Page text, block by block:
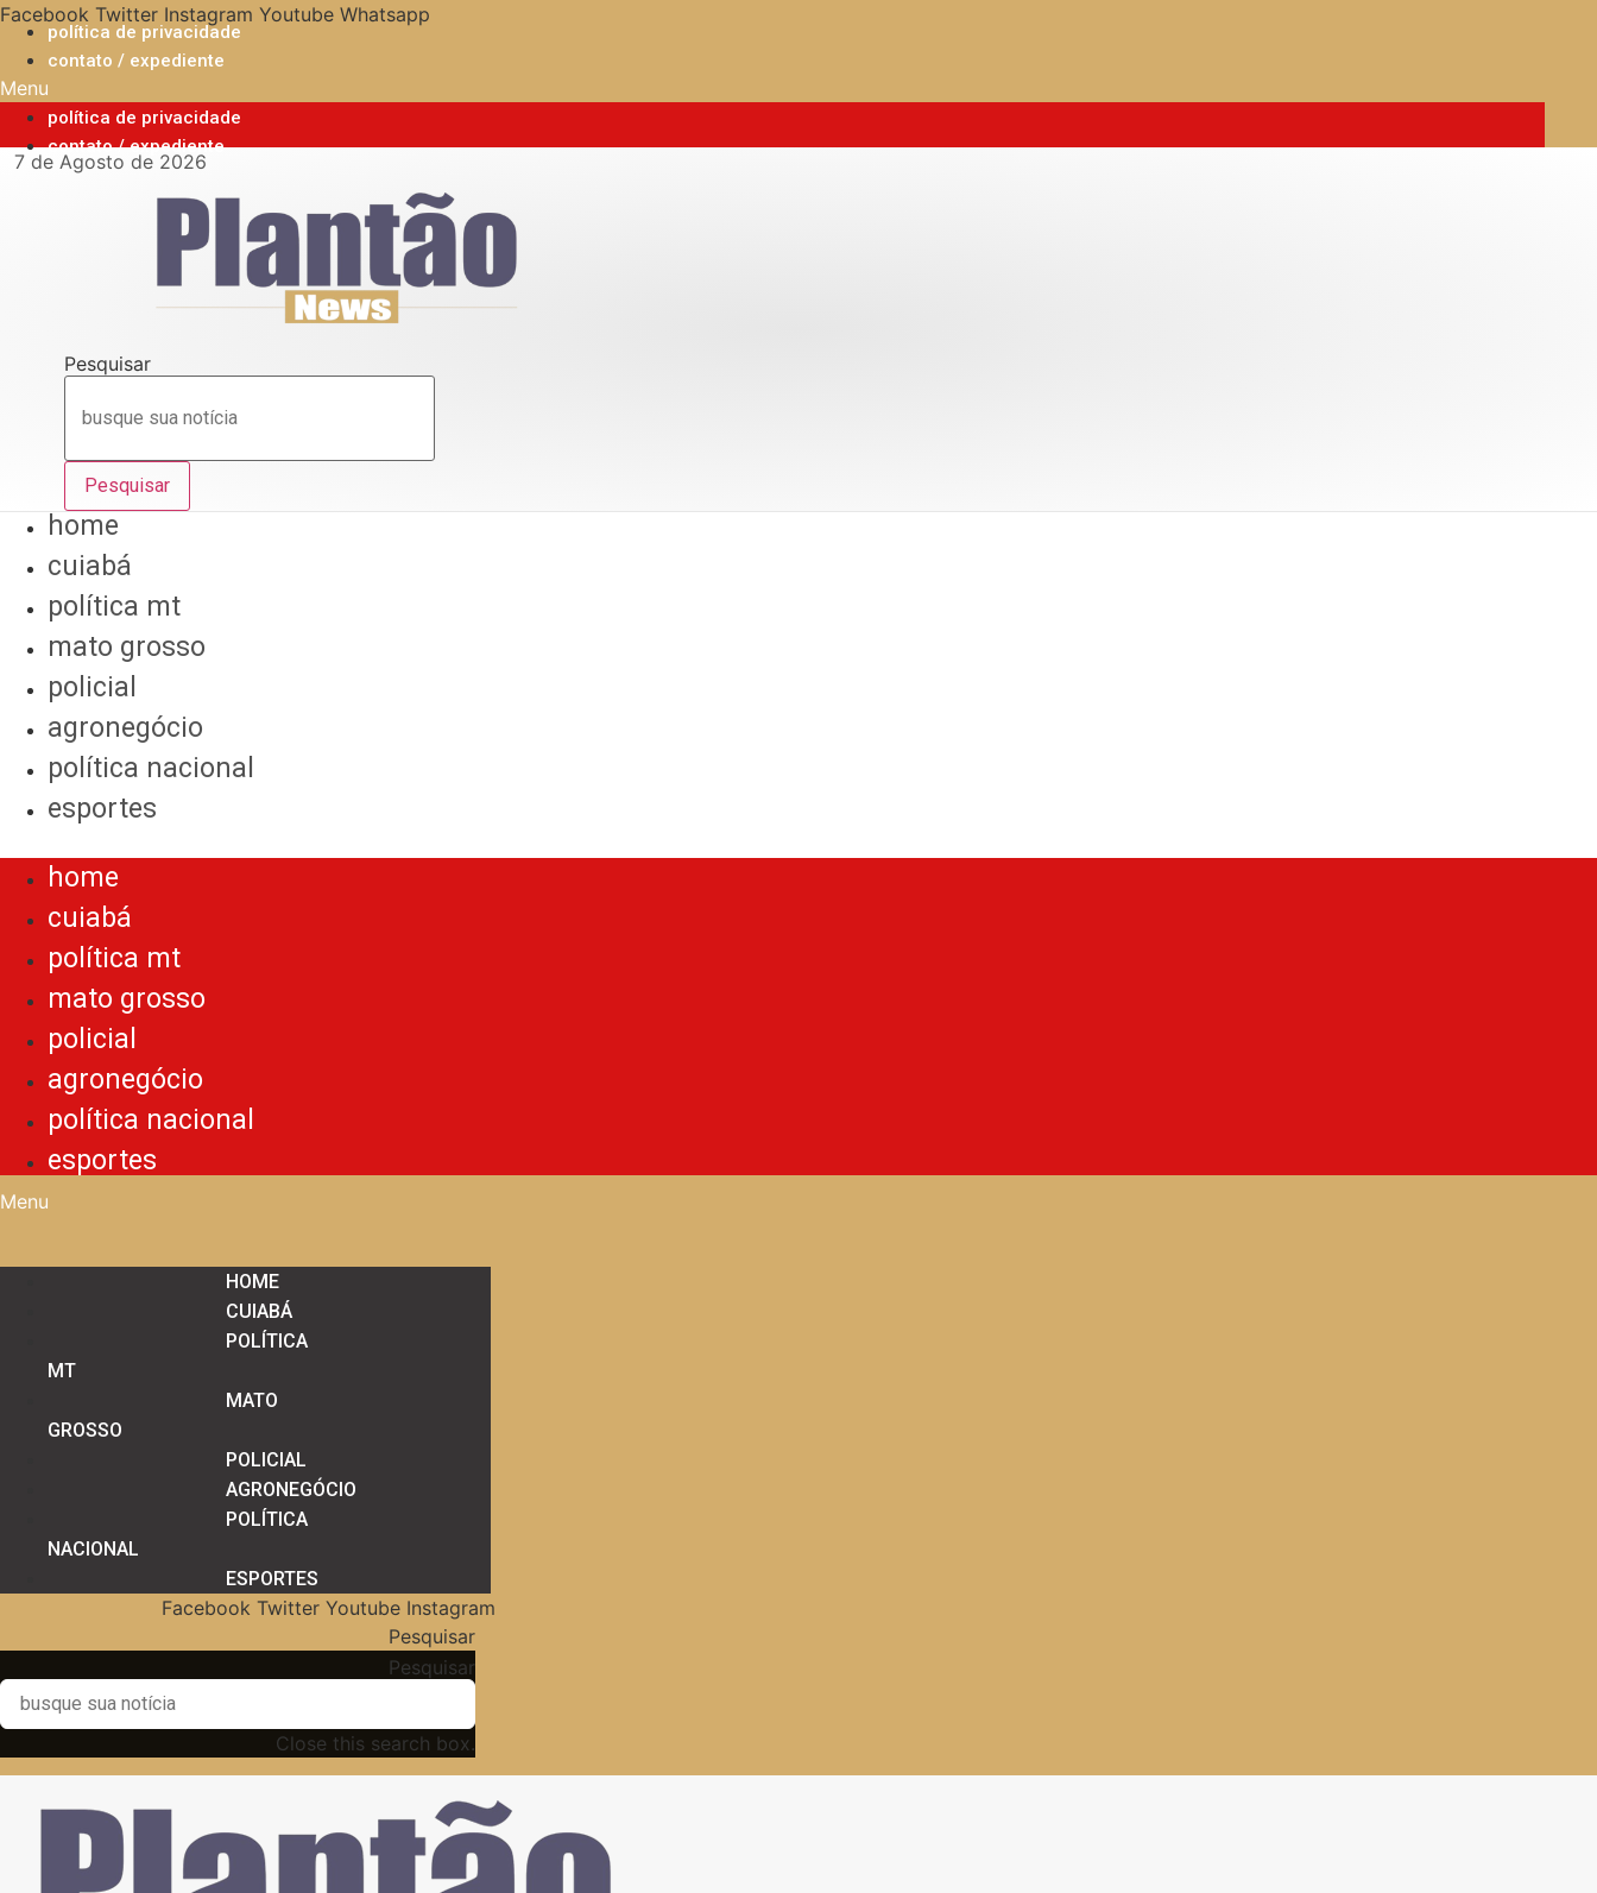
Ir
para
conteúdo
Facebook Twitter Instagram Youtube Whatsapp
política de privacidade
contato / expediente
Menu
política de privacidade
contato / expediente
7 de Agosto de 2026
Pesquisar
Pesquisar
home
cuiabá
política mt
mato grosso
policial
agronegócio
política nacional
esportes
home
cuiabá
política mt
mato grosso
policial
agronegócio
política nacional
esportes
Menu
HOME
CUIABÁ
POLÍTICA
MT
MATO
GROSSO
POLICIAL
AGRONEGÓCIO
POLÍTICA
NACIONAL
ESPORTES
Facebook Twitter Youtube Instagram
Pesquisar
Pesquisar
Close this search box.